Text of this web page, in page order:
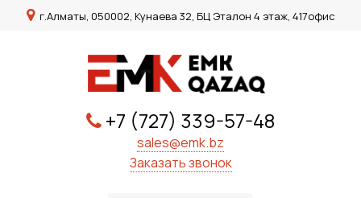
г.Алматы, 050002, Кунаева 32, БЦ Эталон 4 этаж, 417офис
+7 (727) 339-57-48
sales@emk.bz
Заказать звонок